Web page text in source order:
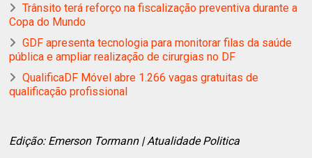
Trânsito terá reforço na fiscalização preventiva durante a
Copa do Mundo
GDF apresenta tecnologia para monitorar filas da saúde
pública e ampliar realização de cirurgias no DF
QualificaDF Móvel abre 1.266 vagas gratuitas de
qualificação profissional
Edição: Emerson Tormann | Atualidade Politica